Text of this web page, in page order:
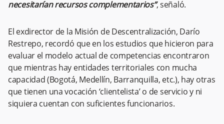
necesitarían recursos complementarios”, señaló.
El exdirector de la Misión de Descentralización, Darío
Restrepo, recordó que en los estudios que hicieron para
evaluar el modelo actual de competencias encontraron
que mientras hay entidades territoriales con mucha
capacidad (Bogotá, Medellín, Barranquilla, etc.), hay otras
que tienen una vocación ‘clientelista’ o de servicio y ni
siquiera cuentan con suficientes funcionarios.